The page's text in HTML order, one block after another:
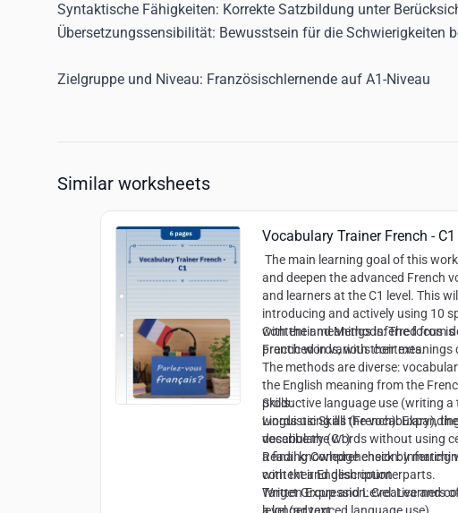
Syntaktische Fähigkeiten: Korrekte Satzbildung unter
Übersetzungssensibilität: Bewusstsein für die Schwierigkeiten
Zielgruppe und Niveau: Französischlernende auf A1-Niveau
Similar worksheets
Vocabulary Trainer French - C1
The main learning goal of this
and deepen the advanced French
and learners at the C1 level. This
introducing and actively using 10
with their meanings inferred from
practiced in various contexts.
Content and Methods:The focus is
French words, with their meanings
The methods are diverse:
the English meaning from the
productive language use (writing
words using all the vocabulary),
describe the words without using
a final knowledge check by
with their English counterparts.
Skills:
Linguistic Skills (French):
vocabulary (C1)
Reading Comprehension: Inferring
context and description
Written Expression: Creative and
Target Group and Level:Learners